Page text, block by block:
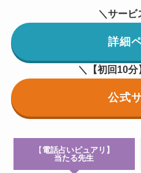
＼サービ
詳細
＼【初回10分
公式
【 電話占いピュアリ】
当たる先生